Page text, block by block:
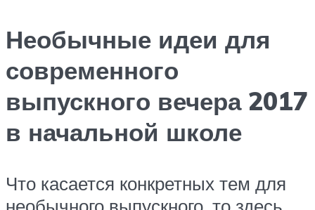
Необычные идеи для
современного
выпускного вечера 2017
в начальной школе
Что касается конкретных тем для